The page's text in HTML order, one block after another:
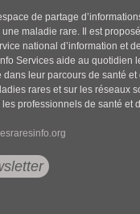
de partage
maladie rare. Il est
national d’information et
Services aide au quotidien
leur parcours de santé et
rares et sur les réseaux
professionnels de santé et